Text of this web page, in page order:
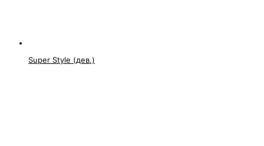
Super Style (дев.)